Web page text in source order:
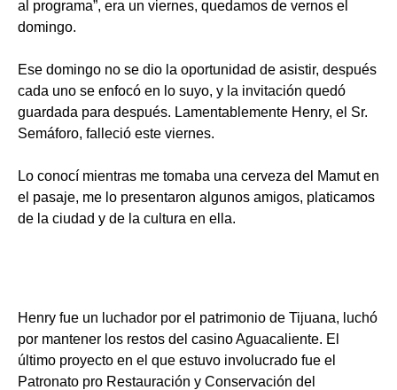
al programa”, era un viernes, quedamos de vernos el
domingo.
Ese domingo no se dio la oportunidad de asistir, después
cada uno se enfocó en lo suyo, y la invitación quedó
guardada para después. Lamentablemente Henry, el Sr.
Semáforo, falleció este viernes.
Lo conocí mientras me tomaba una cerveza del Mamut en
el pasaje, me lo presentaron algunos amigos, platicamos
de la ciudad y de la cultura en ella.
Henry fue un luchador por el patrimonio de Tijuana, luchó
por mantener los restos del casino Aguacaliente. El
último proyecto en el que estuvo involucrado fue el
Patronato pro Restauración y Conservación del